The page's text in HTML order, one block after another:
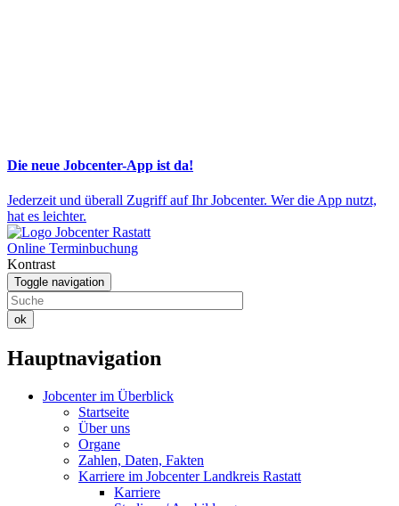
Die neue Jobcenter-App ist da!
Jederzeit und überall Zugriff auf Ihr Jobcenter. Wer die App nutzt,
hat es leichter.
Online Terminbuchung
Kontrast
Toggle navigation
ok
Hauptnavigation
Jobcenter im Überblick
Startseite
Über uns
Organe
Zahlen, Daten, Fakten
Karriere im Jobcenter Landkreis Rastatt
Karriere